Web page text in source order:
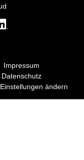
Impressum
Datenschutz
ändern